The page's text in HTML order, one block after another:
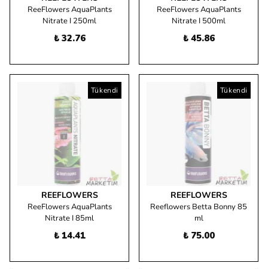
ReeFlowers AquaPlants
Nitrate I 250ml
₺ 32.76
ReeFlowers AquaPlants
Nitrate I 500ml
₺ 45.86
Tükendi
REEFLOWERS
ReeFlowers AquaPlants
Nitrate I 85ml
₺ 14.41
Tükendi
REEFLOWERS
Reeflowers Betta Bonny 85
ml
₺ 75.00